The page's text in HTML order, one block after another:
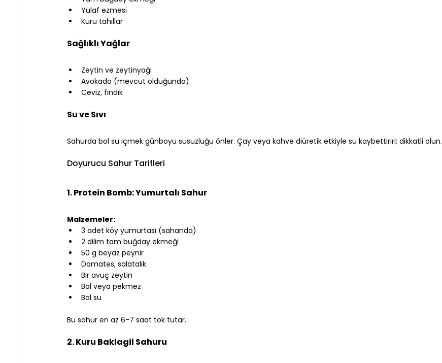
Yulaf ezmesi
Kuru tahıllar
Sağlıklı Yağlar
Zeytin ve zeytinyağı
Avokado (mevcut olduğunda)
Ceviz, fındık
Su ve Sıvı
Sahurda bol su içmek günboyu susuzluğu önler. Çay veya kahve diüretik etkiyle su kaybettiriri; dikkatli olun.
Doyurucu Sahur Tarifleri
1. Protein Bomb: Yumurtalı Sahur
Malzemeler:
3 adet köy yumurtası (sahanda)
2 dilim tam buğday ekmeği
50 g beyaz peynir
Domates, salatalık
Bir avuç zeytin
Bal veya pekmez
Bol su
Bu sahur en az 6-7 saat tok tutar.
2. Kuru Baklagil Sahuru